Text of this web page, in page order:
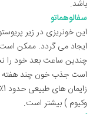
باشد.
سفالوهماتو
این خونریزی در زیر
ایجاد می گردد. ممکن است
چندین ساعت بعد خود را
است جذب خون چند هفته
وکیوم ) بیشتر است.